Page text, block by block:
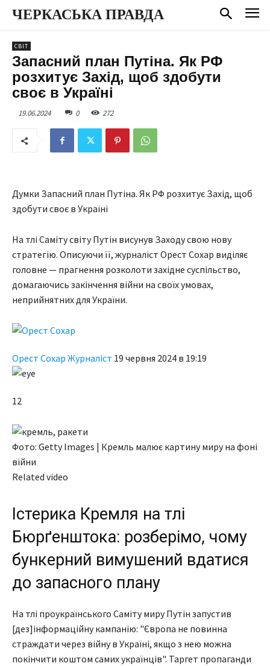
ЧЕРКАСЬКА ПРАВДА
СВІТ
Запасний план Путіна. Як РФ
розхитує Захід, щоб здобути
своє в Україні
19.06.2024 0 272
Думки Запасний план Путіна. Як РФ розхитує Захід, щоб
здобути своє в Україні
На тлі Саміту світу Путін висунув Заходу свою нову
стратегію. Описуючи її, журналіст Орест Сохар виділяє
головне — прагнення розколоти західне суспільство,
домагаючись закінчення війни на своїх умовах,
неприйнятних для України.
Орест Сохар Журналiст 19 червня 2024 в 19:19
12
Фото: Getty Images | Кремль малює картину миру на фоні
війни
Related video
Істерика Кремля на тлі
Бюрґенштока: розберімо, чому
бункерний вимушений вдатися
до запасного плану
На тлі проукраїнського Саміту миру Путін запустив
[дез]інформаційну кампанію: "Європа не повинна
страждати через війну в Україні, якщо з нею можна
покінчити коштом самих українців". Таргет пропаганди